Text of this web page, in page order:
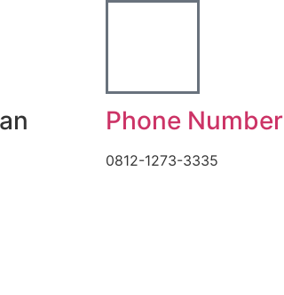
Phone Number
0812-1273-3335